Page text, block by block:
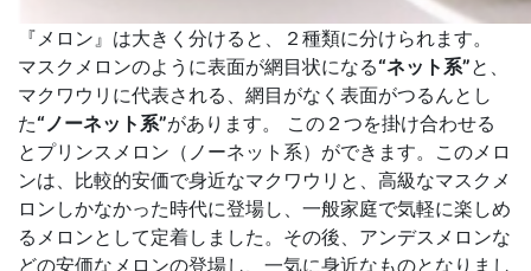
『メロン』は大きく分けると、２種類に分けられます。
マスクメロンのように表面が網目状になる“ネット系”と、
マクワウリに代表される、網目がなく表面がつるんとし
た“ノーネット系”があります。 この２つを掛け合わせる
とプリンスメロン（ノーネット系）ができます。このメロ
ンは、比較的安価で身近なマクワウリと、高級なマスクメ
ロンしかなかった時代に登場し、一般家庭で気軽に楽しめ
るメロンとして定着しました。その後、アンデスメロンな
どの安価なメロンの登場し、一気に身近なものとなりまし